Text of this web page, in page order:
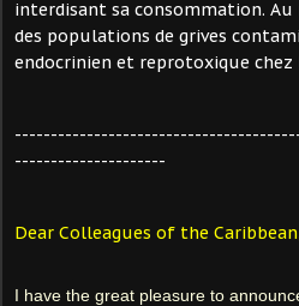
interdisant sa consommation.
des populations de grives
endocrinien et reprotoxique chez
---------------------
Dear Colleagues of the
I have the great pleasure to